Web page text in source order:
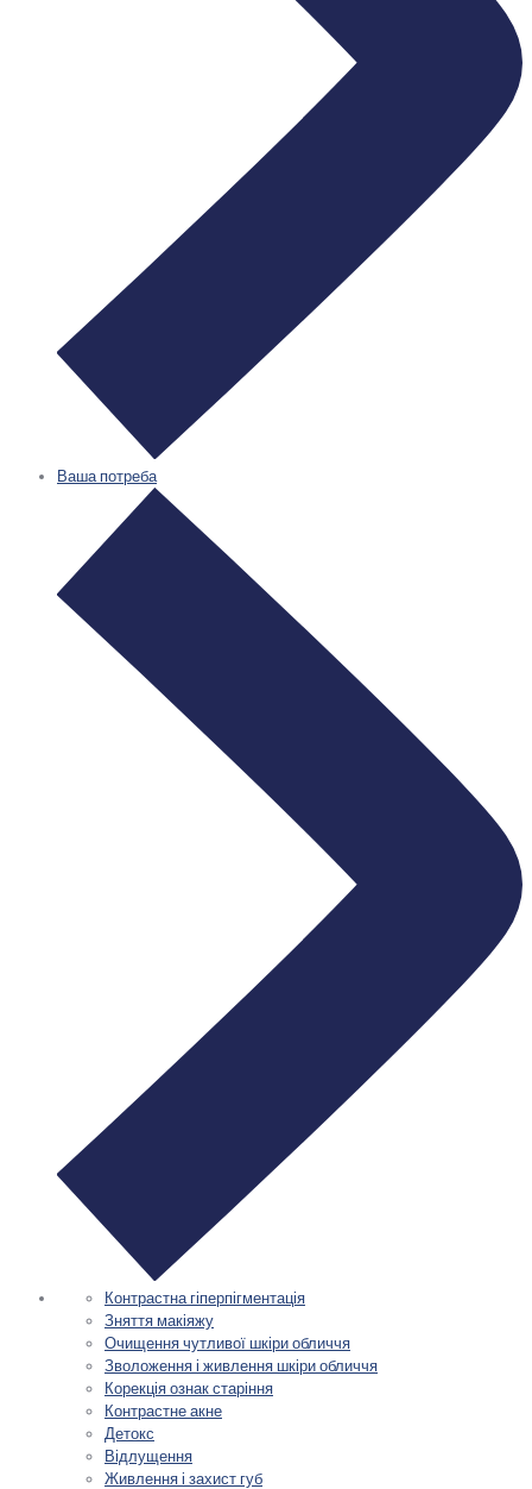
Ваша потреба
Контрастна гіперпігментація
Зняття макіяжу
Очищення чутливої шкіри обличчя
Зволоження і живлення шкіри обличчя
Корекція ознак старіння
Контрастне акне
Детокс
Відлущення
Живлення і захист губ